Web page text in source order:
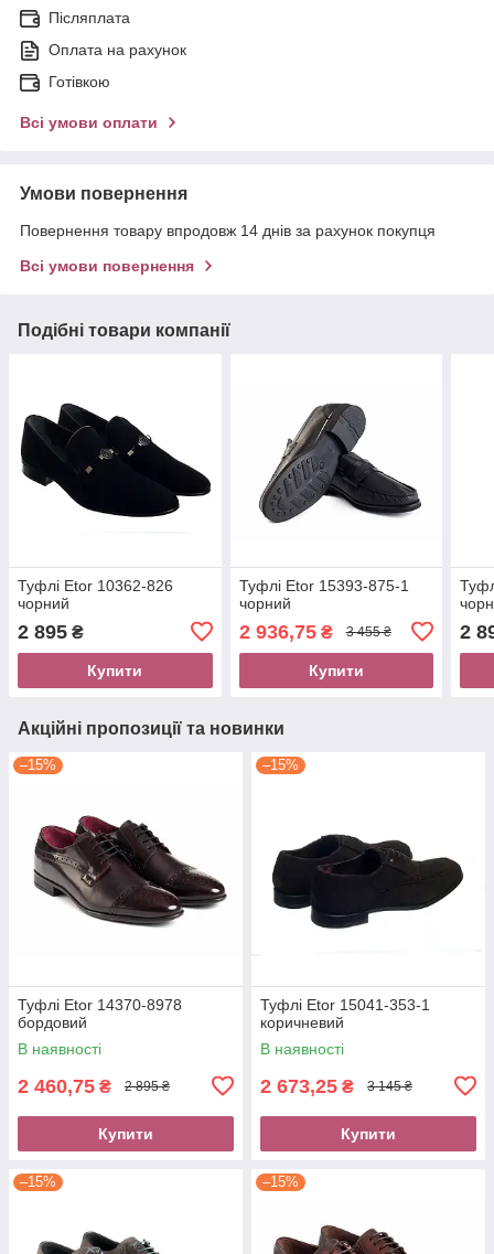
Післяплата
Оплата на рахунок
Готівкою
Всі умови оплати
Умови повернення
Повернення товару впродовж 14 днів за рахунок покупця
Всі умови повернення
Подібні товари компанії
Туфлі Etor 10362-826
чорний
2 895 ₴
Купити
Туфлі Etor 15393-875-1
чорний
2 936,75₴ 3 455 ₴
Купити
2
Акційні пропозиції та новинки
–15%
Туфлі Etor 14370-8978
бордовий
В наявності
2 460,75 ₴ 2 895 ₴
Купити
–15%
Туфлі Etor 15041-353-1
коричневий
В наявності
2 673,25 ₴ 3 145 ₴
Купити
–15% –15%